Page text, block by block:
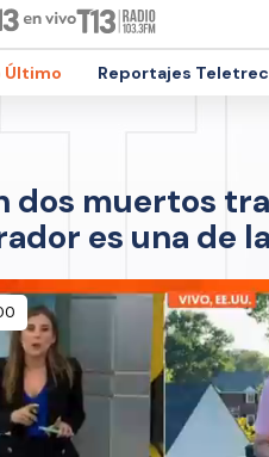
Último Reportajes
dos muertos
es una de